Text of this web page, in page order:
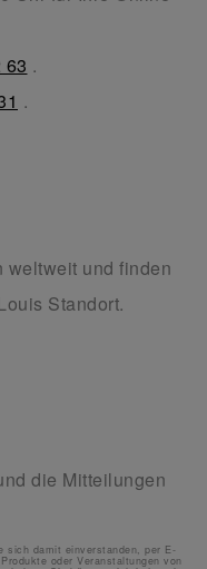
63 .
.
weltweit und finden
Standort.
die Mitteilungen
sich damit einverstanden, per E-
oder Veranstaltungen von